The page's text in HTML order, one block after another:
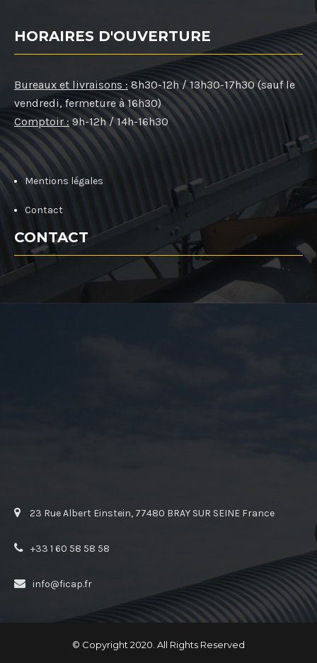
HORAIRES D'OUVERTURE
Bureaux et livraisons : 8h30-12h / 13h30-17h30 (sauf le
vendredi, fermeture à 16h30)
Comptoir : 9h-12h / 14h-16h30
Mentions légales
Contact
CONTACT
23 Rue Albert Einstein, 77480 BRAY SUR SEINE France
+33 1 60 58 58 58
info@ficap.fr
© Copyright 2020. All Rights Reserved